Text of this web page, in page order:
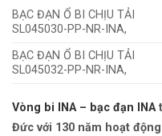
BẠC ĐẠN Ổ BI CHỊU TẢI
SL045030-PP-NR-INA,
BẠC ĐẠN Ổ BI CHỊU TẢI
SL045032-PP-NR-INA,
Vòng bi INA – bạc đạn INA
Đức với 130 năm hoạt